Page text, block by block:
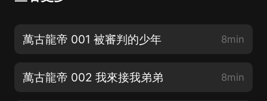
萬古龍帝 001 被審判的少年 8min
萬古龍帝 002 我來接我弟弟 8min